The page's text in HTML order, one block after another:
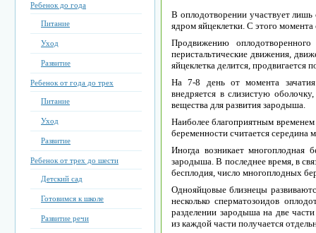
Ребенок до года
Питание
Уход
Развитие
Ребенок от года до трех
Питание
Уход
Развитие
Ребенок от трех до шести
Детский сад
Готовимся к школе
Развитие речи
В оплодотворении участвует лишь
ядром яйцеклетки. С этого
Продвижению
перистальтические движения,
яйцеклетка делится, продвигается
На 7-8 день от момента зачатия
внедряется в слизистую
вещества для развития зародыша.
Наиболее благоприятным временем
беременности считается середина
Иногда возникает многоплодная
зародыша. В последнее время, в
бесплодия, число многоплодных
Однояйцовые близнецы
несколько сперматозоидов
разделении зародыша на две
из каждой части получается